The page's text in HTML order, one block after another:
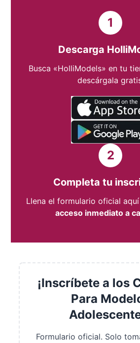
1
Descarga
Busca «HolliModels» en tu
descárgala
2
Completa tu
Llena el formulario oficial
acceso inmediato a
¡Inscríbete a los
Para
Formulario oficial. Solo